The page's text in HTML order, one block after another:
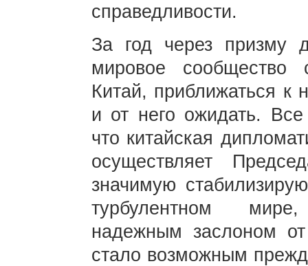
справедливости.
За год через призму
мировое сообщество
Китай, приближаться к
и от него ожидать.
что китайская
осуществляет
значимую
турбулентном
надежным заслоном от
стало возможным